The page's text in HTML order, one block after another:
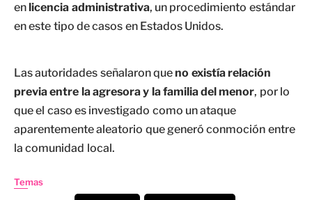
enlicencia administrativa, un procedimiento estándar
en este tipo de casos en Estados Unidos.
Las autoridades señalaron queno existía relación
previa entre la agresora y la familia del menor, por lo
que el caso es investigado como un ataque
aparentemente aleatorio que generó conmoción entre
la comunidad local.
Temas